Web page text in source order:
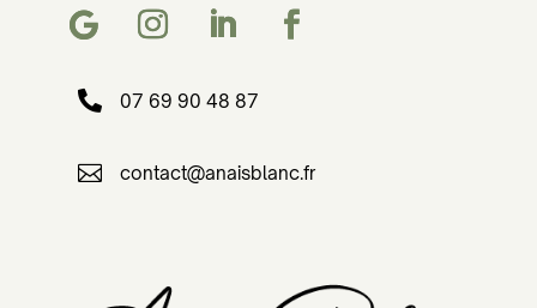
 07 69 90 48 87
 contact@anaisblanc.fr